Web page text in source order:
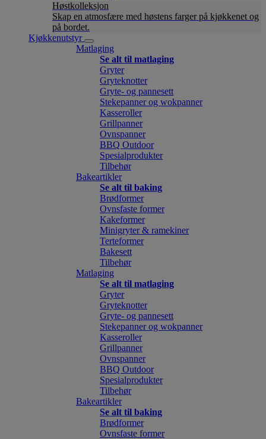
Høstkolleksjon
Skap en atmosfære med høstens farger på kjøkkenet og
på bordet.
Kjøkkenutstyr
Matlaging
Se alt til matlaging
Gryter
Gryteknotter
Gryte- og pannesett
Stekepanner og wokpanner
Kasseroller
Grillpanner
Ovnspanner
BBQ Outdoor
Spesialprodukter
Tilbehør
Bakeartikler
Se alt til baking
Brødformer
Ovnsfaste former
Kakeformer
Minigryter & ramekiner
Terteformer
Bakesett
Tilbehør
Matlaging
Se alt til matlaging
Gryter
Gryteknotter
Gryte- og pannesett
Stekepanner og wokpanner
Kasseroller
Grillpanner
Ovnspanner
BBQ Outdoor
Spesialprodukter
Tilbehør
Bakeartikler
Se alt til baking
Brødformer
Ovnsfaste former